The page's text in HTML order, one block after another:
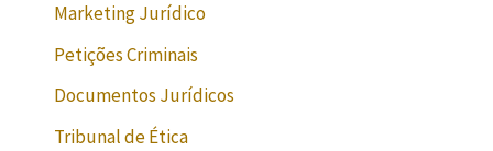
Marketing Jurídico
Petições Criminais
Documentos Jurídicos
Tribunal de Ética